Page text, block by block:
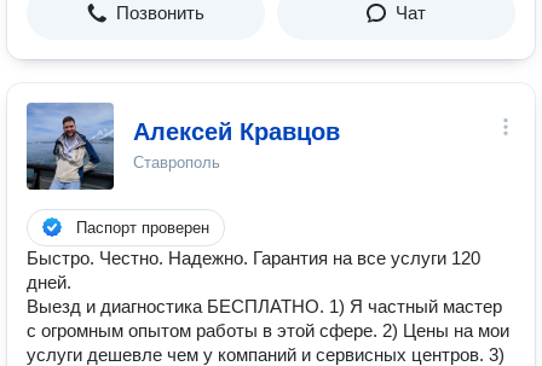
Позвонить Чат
Алексей Кравцов
Ставрополь
Паспорт проверен
Быстро. Честно. Надежно. Гарантия на все услуги 120
дней.
Выезд и диагностика БЕСПЛАТНО. 1) Я частный мастер
с огромным опытом работы в этой сфере. 2) Цены на мои
услуги дешевле чем у компаний и сервисных центров. 3)